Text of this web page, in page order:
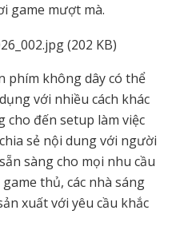
game mượt mà.
phím không dây có thể
với nhiều cách khác
đến setup làm việc
sẻ nội dung với người
sàng cho mọi nhu cầu
thủ, các nhà sáng
xuất với yêu cầu khắc